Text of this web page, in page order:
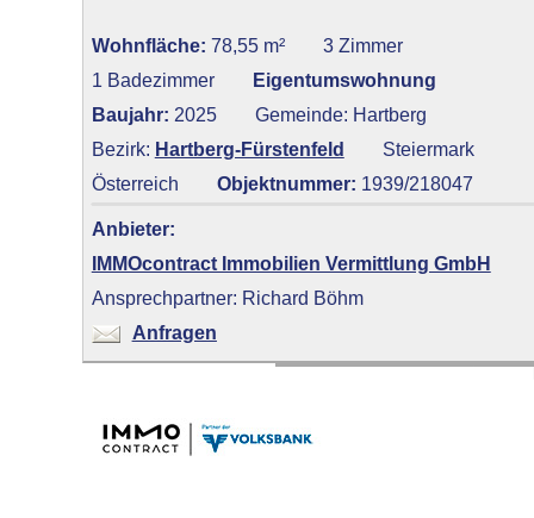
Wohnfläche: 78,55 m²
3 Zimmer
1 Badezimmer
Eigentumswohnung
Baujahr: 2025
Gemeinde: Hartberg
Bezirk: Hartberg-Fürstenfeld
Steiermark
Österreich
Objektnummer: 1939/218047
Anbieter:
IMMOcontract Immobilien Vermittlung GmbH
Ansprechpartner: Richard Böhm
Anfragen